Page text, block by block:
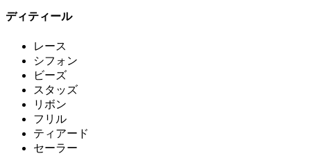
ディティール
レース
シフォン
ビーズ
スタッズ
リボン
フリル
ティアード
セーラー